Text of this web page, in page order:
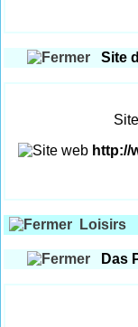
Site
http://
Loisirs
Das